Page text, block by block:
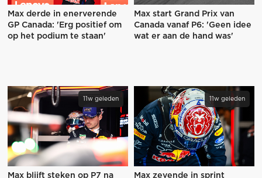
Max derde in enerverende
GP Canada: 'Erg positief om
op het podium te staan'
Max start Grand Prix van
Canada vanaf P6: 'Geen idee
wat er aan de hand was'
11w geleden
Max blijft steken op P7 na
11w geleden
Max zevende in sprint